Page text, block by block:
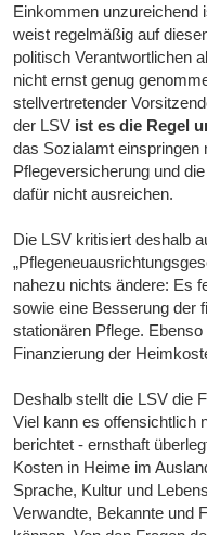
Einkommen unzureichend
weist regelmäßig auf
politisch Verantwortlichen
nicht ernst genug
stellvertretender
der LSV ist es die Regel
das Sozialamt einspringen
Pflegeversicherung und
dafür nicht ausreichen.
Die LSV kritisiert deshalb
nahezu nichts ändere: Es
sowie eine Besserung der
stationären Pflege.
Finanzierung der
Deshalb stellt die LSV die
Viel kann es offensichtlich
berichtet - ernsthaft
Kosten in Heime im
Sprache, Kultur und
Verwandte, Bekannte und